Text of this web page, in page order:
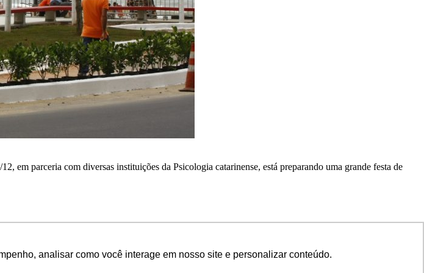
analisar como você interage em nosso site e personalizar conteúdo.
em parceria com diversas instituições da Psicologia catarinense, está preparando uma grande festa de